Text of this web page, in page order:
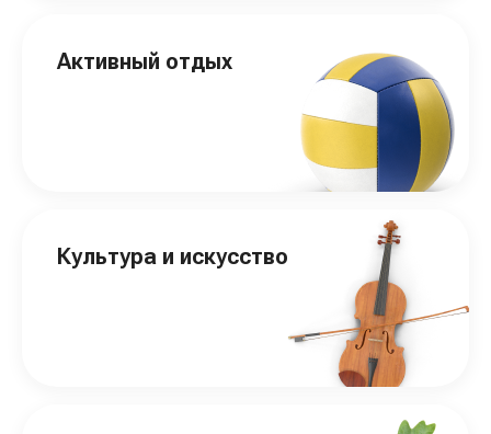
Активный отдых
Культура и искусство